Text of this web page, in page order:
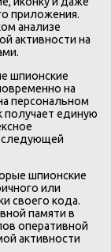
приложения.
анализе
активности на
шпионские
на
персональном
единую
шпионские
или
своего кода.
памяти в
оперативной
активности